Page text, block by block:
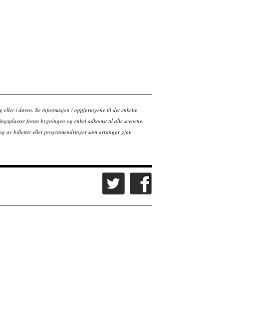
i døren. Se informasjon i oppføringene til det enkelte
foran bygningen og enkel adkomst til alle scenene.
av billetter eller programendringer som arrangør gjør.